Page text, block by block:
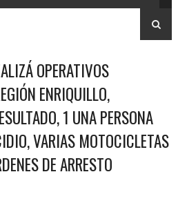
OPERATIVOS
ENRIQUILLO,
1 UNA PERSONA
VARIAS MOTOCICLETAS
DE ARRESTO